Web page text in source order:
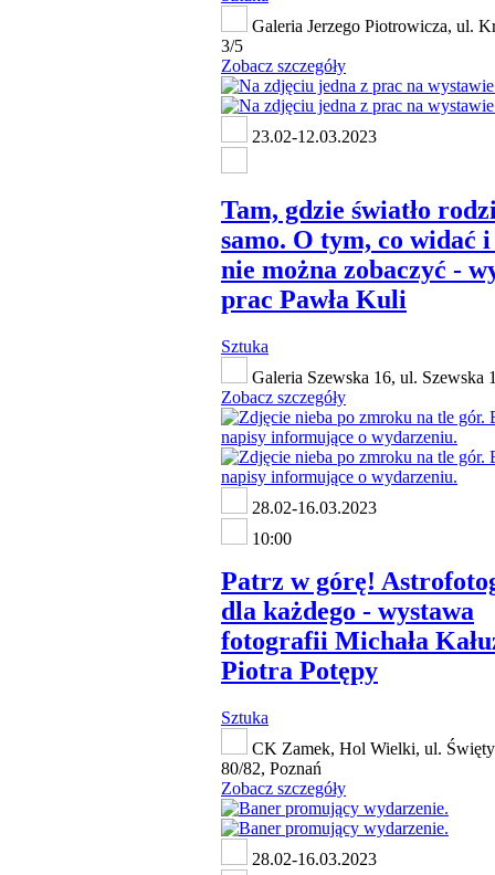
Galeria Jerzego Piotrowicza, ul.
3/5
Zobacz szczegóły
23.02-12.03.2023
Tam, gdzie światło
samo. O tym, co widać i
nie można zobaczyć -
prac Pawła Kuli
Sztuka
Galeria Szewska 16, ul. Szewska
Zobacz szczegóły
28.02-16.03.2023
10:00
Patrz w górę!
dla każdego - wystawa
fotografii Michała
Piotra Potępy
Sztuka
CK Zamek, Hol Wielki, ul.
80/82, Poznań
Zobacz szczegóły
28.02-16.03.2023